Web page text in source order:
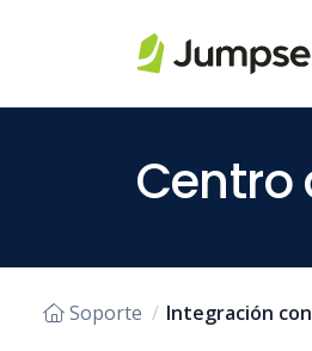
Saltar al contenido principal
Centro
Soporte Integración